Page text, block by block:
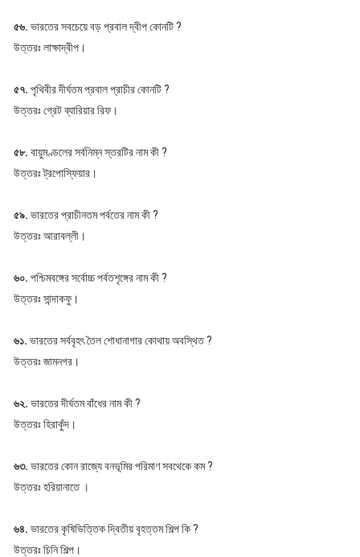
৫৬. ভারতের সবচেয়ে বড় প্রবাল দ্বীপ কোনটি ?
উত্তরঃ লাক্ষাদ্বীপ।
৫৭. পৃথিবীর দীর্ঘতম প্রবাল প্রাচীর কোনটি ?
উত্তরঃ গ্রেট ব্যারিয়ার রিফ।
৫৮. বায়ুমণ্ডলের সর্বনিম্ন স্তরটির নাম কী ?
উত্তরঃ ট্রপোস্ফিয়ার।
৫৯. ভারতের প্রাচীনতম পর্বতের নাম কী ?
উত্তরঃ আরাবল্লী।
৬০. পশ্চিমবঙ্গের সর্বোচ্চ পর্বতশৃঙ্গের নাম কী ?
উত্তরঃ সান্দাকফু।
৬১. ভারতের সর্ববৃহৎ তৈল শোধানাগার কোথায় অবস্থিত ?
উত্তরঃ জামনগর।
৬২. ভারতের দীর্ঘতম বাঁধের নাম কী ?
উত্তরঃ হিরাকুঁদ।
৬৩. ভারতের কোন রাজ্যে বনভূমির পরিমাণ সবথেকে কম ?
উত্তরঃ হরিয়ানাতে ।
৬৪. ভারতের কৃষিভিত্তিক দ্বিতীয় বৃহত্তম শিল্প কি ?
উত্তরঃ চিনি শিল্প।